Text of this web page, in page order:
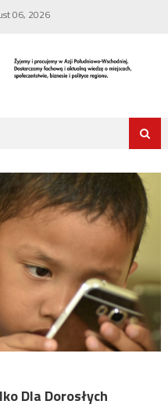
06, 2026
Dla Dorosłych